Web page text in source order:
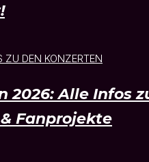
2026: Alle Infos
Fanprojekte